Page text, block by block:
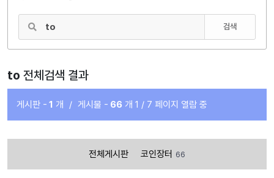
검색
to 전체검색 결과
게시판 - 1 개 / 게시물 - 66 개 1 / 7 페이지 열람 중
전체게시판 코인장터 66